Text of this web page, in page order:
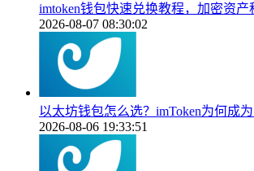
imtoken钱包快速兑换教程，加密资
2026-08-07 08:30:02
以太坊钱包怎么选？imToken为何成
2026-08-06 19:33:51